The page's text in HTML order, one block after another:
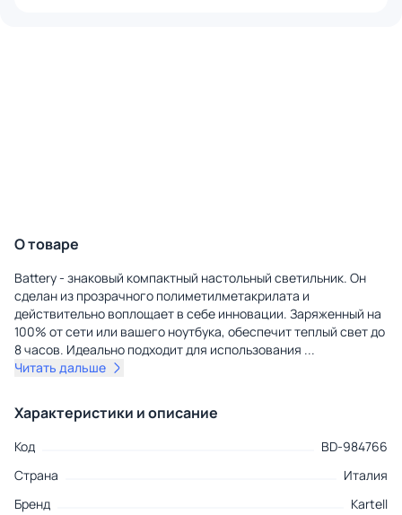
О товаре
Battery - знаковый компактный настольный светильник. Он
сделан из прозрачного полиметилметакрилата и
действительно воплощает в себе инновации. Заряженный на
100% от сети или вашего ноутбука, обеспечит теплый свет до
8 часов. Идеально подходит для использования ...
Читать дальше
Характеристики и описание
Код
BD-984766
Страна
Италия
Бренд
Kartell